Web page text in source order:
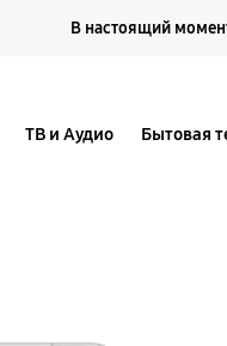
В настоящий
ТВ и Аудио Бытовая